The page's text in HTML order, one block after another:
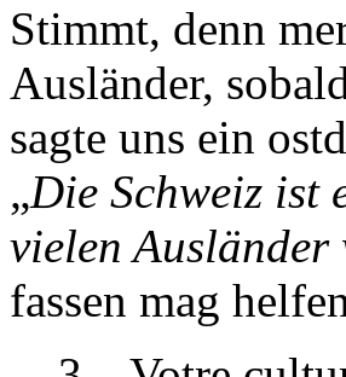
Stimmt, denn
Ausländer,
sagte uns ein
„Die Schweiz ist
vielen Ausländer
fassen mag